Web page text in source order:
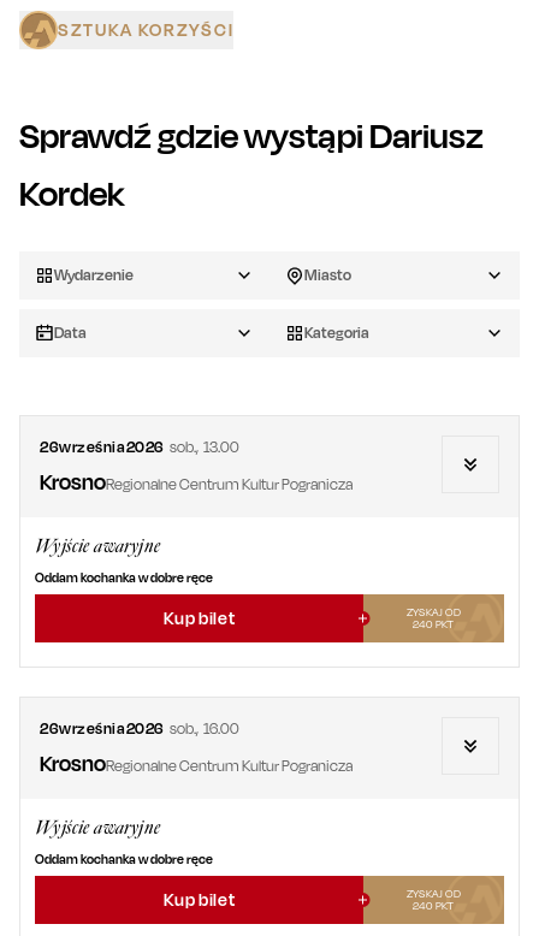
SZTUKA KORZYŚCI
Sprawdź gdzie wystąpi Dariusz
Kordek
Wydarzenie Miasto
Data Kategoria
26września2026 sob., 13.00
KrosnoRegionalne Centrum Kultur Pogranicza
Wyjście awaryjne
Oddam kochanka w dobre ręce
Kup bilet
ZYSKAJ OD
240 PKT
26września2026 sob., 16.00
KrosnoRegionalne Centrum Kultur Pogranicza
Wyjście awaryjne
Oddam kochanka w dobre ręce
Kup bilet
ZYSKAJ OD
240 PKT